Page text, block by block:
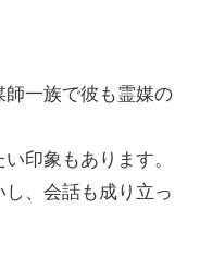
一族で彼も霊媒の
印象もあります。
、会話も成り立っ